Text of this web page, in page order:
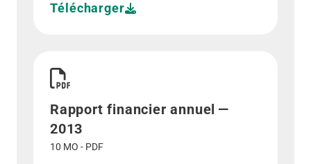
Télécharger
Rapport financier annuel —
2013
10 MO - PDF